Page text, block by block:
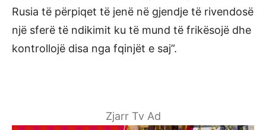
Rusia të përpiqet të jenë në gjendje të rivendosë
një sferë të ndikimit ku të mund të frikësojë dhe
kontrollojë disa nga fqinjët e saj”.
Zjarr Tv Ad